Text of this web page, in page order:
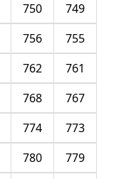
749
750
755
756
761
762
767
768
773
774
779
780